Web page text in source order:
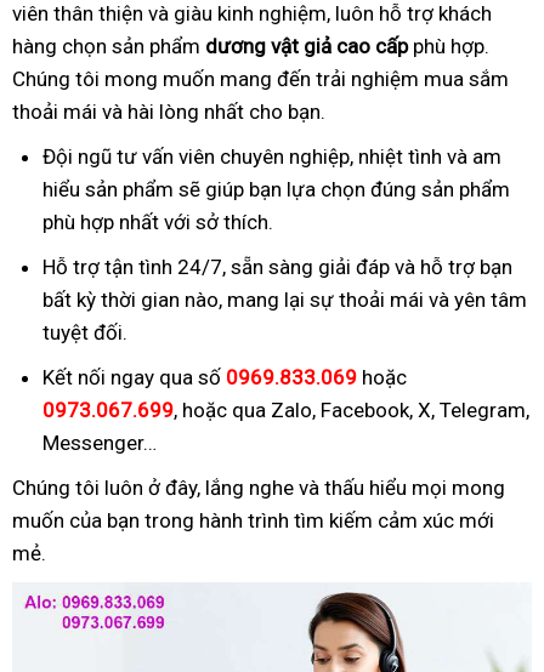
viên thân thiện và giàu kinh nghiệm, luôn hỗ trợ khách
hàng chọn sản phẩm dương vật giả cao cấpphù hợp.
Chúng tôi mong muốn mang đến trải nghiệm mua sắm
thoải mái và hài lòng nhất cho bạn.
Đội ngũ tư vấn viên chuyên nghiệp, nhiệt tình và am
hiểu sản phẩm sẽ giúp bạn lựa chọn đúng sản phẩm
phù hợp nhất với sở thích.
Hỗ trợ tận tình 24/7, sẵn sàng giải đáp và hỗ trợ bạn
bất kỳ thời gian nào, mang lại sự thoải mái và yên tâm
tuyệt đối.
Kết nối ngay qua số 0969.833.069 hoặc
0973.067.699, hoặc qua Zalo, Facebook, X, Telegram,
Messenger…
Chúng tôi luôn ở đây, lắng nghe và thấu hiểu mọi mong
muốn của bạn trong hành trình tìm kiếm cảm xúc mới
mẻ.